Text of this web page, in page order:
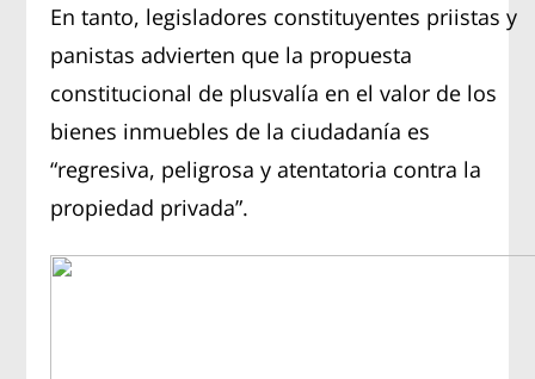
En tanto, legisladores constituyentes priistas y
panistas advierten que la propuesta
constitucional de plusvalía en el valor de los
bienes inmuebles de la ciudadanía es
“regresiva, peligrosa y atentatoria contra la
propiedad privada”.